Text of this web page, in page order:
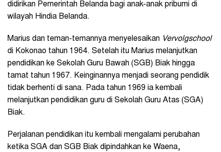
didirikan Pemerintah Belanda bagi anak-anak pribumi di
wilayah Hindia Belanda.
Marius dan teman-temannya menyelesaikan Vervolgschool
di Kokonao tahun 1964. Setelah itu Marius melanjutkan
pendidikan ke Sekolah Guru Bawah (SGB) Biak hingga
tamat tahun 1967. Keinginannya menjadi seorang pendidik
tidak berhenti di sana. Pada tahun 1969 ia kembali
melanjutkan pendidikan guru di Sekolah Guru Atas (SGA)
Biak.
Perjalanan pendidikan itu kembali mengalami perubahan
ketika SGA dan SGB Biak dipindahkan ke Waena,